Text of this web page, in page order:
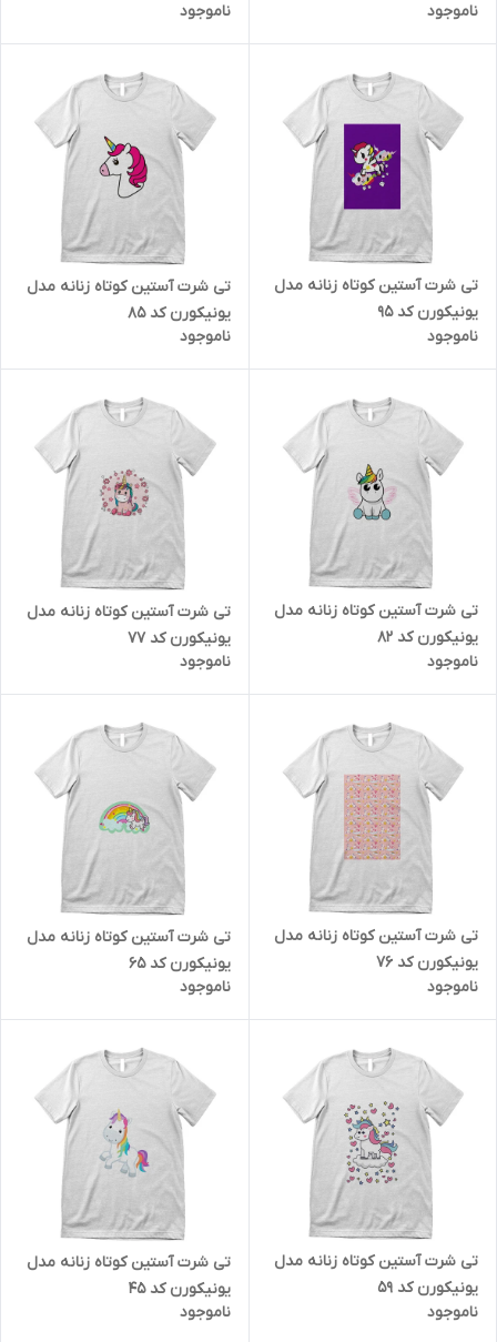
ناموجود
ناموجود
تی شرت آستین کوتاه زنانه مدل
یونیکورن کد 95
ناموجود
تی شرت آستین کوتاه زنانه مدل
یونیکورن کد 85
ناموجود
تی شرت آستین کوتاه زنانه مدل
یونیکورن کد 82
ناموجود
تی شرت آستین کوتاه زنانه مدل
یونیکورن کد 77
ناموجود
تی شرت آستین کوتاه زنانه مدل
یونیکورن کد 76
ناموجود
تی شرت آستین کوتاه زنانه مدل
یونیکورن کد 65
ناموجود
تی شرت آستین کوتاه زنانه مدل
یونیکورن کد 59
ناموجود
تی شرت آستین کوتاه زنانه مدل
یونیکورن کد 45
ناموجود